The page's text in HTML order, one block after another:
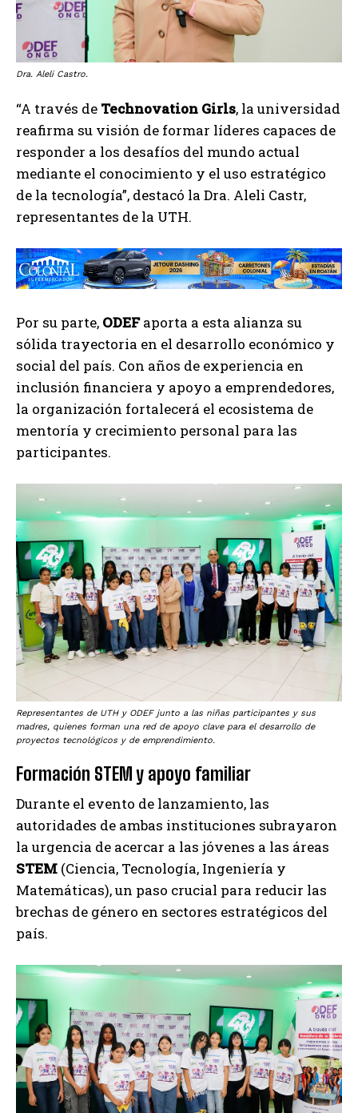
Dra. Aleli Castro.
“A través de Technovation Girls, la universidad
reafirma su visión de formar líderes capaces de
responder a los desafíos del mundo actual
mediante el conocimiento y el uso estratégico
de la tecnología”, destacó la Dra. Aleli Castr,
representantes de la UTH.
Por su parte, ODEFaporta a esta alianza su
sólida trayectoria en el desarrollo económico y
social del país. Con años de experiencia en
inclusión financiera y apoyo a emprendedores,
la organización fortalecerá el ecosistema de
mentoría y crecimiento personal para las
participantes.
Representantes de UTH y ODEF junto a las niñas participantes y sus
madres, quienes forman una red de apoyo clave para el desarrollo de
proyectos tecnológicos y de emprendimiento.
Formación STEM y apoyo familiar
Durante el evento de lanzamiento, las
autoridades de ambas instituciones subrayaron
la urgencia de acercar a las jóvenes a las áreas
STEM (Ciencia, Tecnología, Ingeniería y
Matemáticas), un paso crucial para reducir las
brechas de género en sectores estratégicos del
país.